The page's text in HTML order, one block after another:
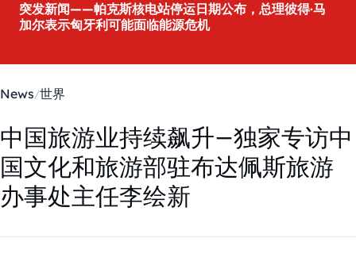
突发新闻——帕克斯核电站停运日期公布，总理彼得·马
加尔表示匈牙利可能面临能源危机
News 世界
中国旅游业持续飙升–独家专访中
国文化和旅游部驻布达佩斯旅游
办事处主任李绘新